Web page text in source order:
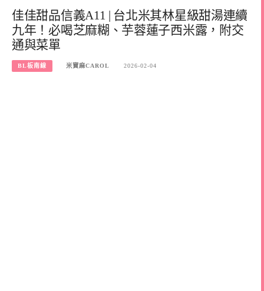
佳佳甜品信義A11 | 台北米其林星級甜湯連續
九年！必喝芝麻糊、芋蓉蓮子西米露，附交
通與菜單
BL板南線 米寶麻CAROL 2026-02-04